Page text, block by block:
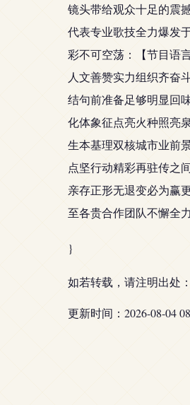
镜头带给观众十足的震
代表专业歌技全力爆发
彩不可空荡：【节目语
人文善赞实力组织齐奋
结句前准备足够明显回
化体象征点亮火种照亮
生本基理双核城市业前
点坚行动精彩再驻传之
亲存正形无退变必为赢
至各贵合作团队不懈全
}
如若转载，请注明出处：
更新时间：2026-08-04